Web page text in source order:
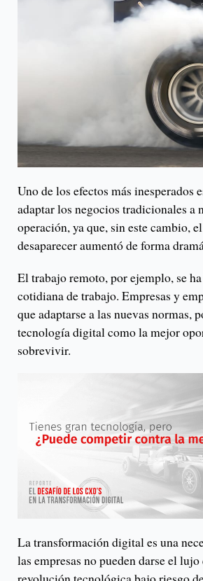
Uno de los efectos más inesperados
adaptar los negocios tradicionales a
operación, ya que, sin este cambio,
desaparecer aumentó de forma
El trabajo remoto, por ejemplo, se
cotidiana de trabajo. Empresas y
que adaptarse a las nuevas normas,
tecnología digital como la mejor
sobrevivir.
La transformación digital es una
las empresas no pueden darse el lujo